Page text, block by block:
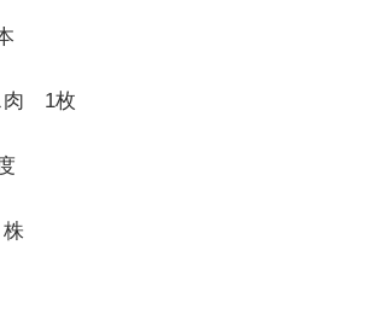
肉 1枚